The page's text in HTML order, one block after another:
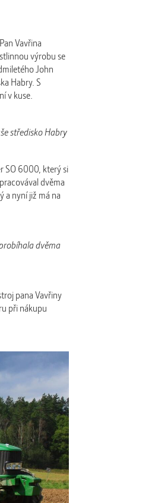
Vavřina
výrobu se
John
Habry. S
v kuse.
středisko Habry
SO 6000, který si
dvěma
a nyní již má na
dvěma
pana Vavřiny
při nákupu